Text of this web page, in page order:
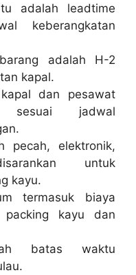
adalah leadtime
keberangkatan
adalah H-2
kapal.
dan pesawat
sesuai jadwal
pecah, elektronik,
untuk
kayu.
termasuk biaya
packing kayu dan
batas waktu